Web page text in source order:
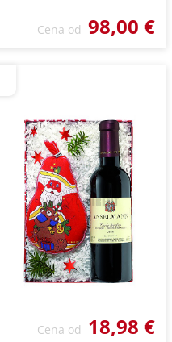
Cena od 98,00 €
Cena od 18,98 €